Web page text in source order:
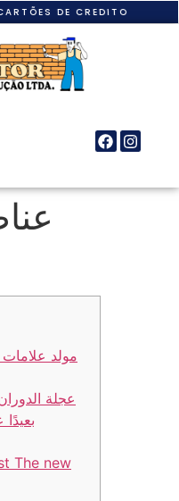
DE CREDITO
مولد علامات
عجلة